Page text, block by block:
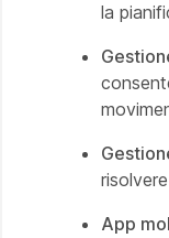
la
App